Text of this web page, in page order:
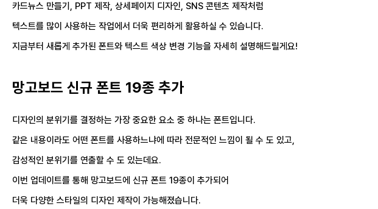
카드뉴스 만들기, PPT 제작, 상세페이지 디자인, SNS 콘텐츠 제작처럼
텍스트를 많이 사용하는 작업에서 더욱 편리하게 활용하실 수 있습니다.
지금부터 새롭게 추가된 폰트와 텍스트 색상 변경 기능을 자세히 설명해드릴게요!
망고보드 신규 폰트 19종 추가
디자인의 분위기를 결정하는 가장 중요한 요소 중 하나는 폰트입니다.
같은 내용이라도 어떤 폰트를 사용하느냐에 따라 전문적인 느낌이 될 수 도 있고,
감성적인 분위기를 연출할 수 도 있는데요.
이번 업데이트를 통해 망고보드에 신규 폰트 19종이 추가되어
더욱 다양한 스타일의 디자인 제작이 가능해졌습니다.